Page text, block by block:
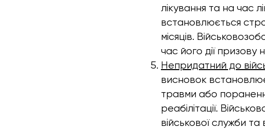
лікування та на час
встановлюється
місяців.
час його дії призову
Непридатний до
висновок
травми або
реабілітації.
військової служби